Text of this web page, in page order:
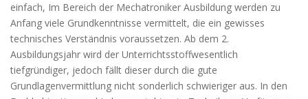
einfach, Im Bereich der Mechatroniker Ausbildung werden zu
Anfang viele Grundkenntnisse vermittelt, die ein gewisses
technisches Verständnis voraussetzen. Ab dem 2.
Ausbildungsjahr wird der Unterrichtsstoffwesentlich
tiefgründiger, jedoch fällt dieser durch die gute
Grundlagenvermittlung nicht sonderlich schwieriger aus. In den